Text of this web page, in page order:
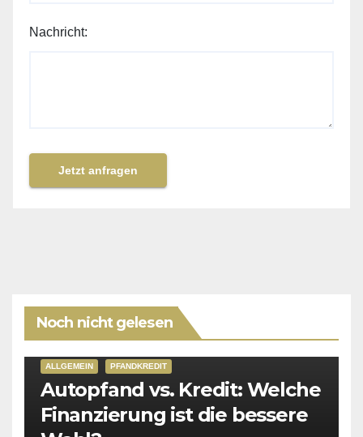
Nachricht:
Jetzt anfragen
Noch nicht gelesen
ALLGEMEIN PFANDKREDIT
Autopfand vs. Kredit: Welche
Finanzierung ist die bessere